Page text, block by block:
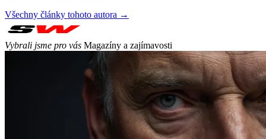
Všechny články tohoto autora →
Vybrali jsme pro vás Magazíny a zajímavosti